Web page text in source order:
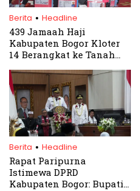
Berita . Headline
439 Jamaah Haji
Kabupaten Bogor Kloter
14 Berangkat ke Tanah
Berita . Headline
Rapat Paripurna
Istimewa DPRD
Kabupaten Bogor: Bupati